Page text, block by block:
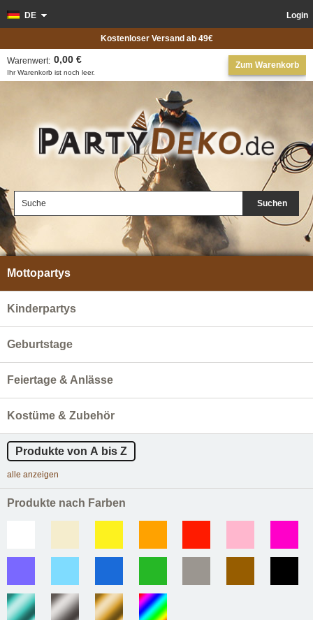
Suchen
Login
DE
Zum Warenkorb
Ihr Warenkorb ist noch leer.
Warenwert: 0,00 €
Kostenloser Versand ab 49€
Mottopartys
Kinderpartys
Geburtstage
Feiertage & Anlässe
Kostüme & Zubehör
Produkte von A bis Z
alle anzeigen
Produkte nach Farben